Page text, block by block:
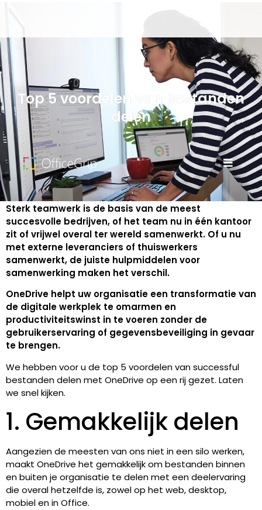
Top 5 voordelen van bestanden
delen
Sterk teamwerk is de basis van de meest
succesvolle bedrijven, of het team nu in één kantoor
zit of vrijwel overal ter wereld samenwerkt. Of u nu
met externe leveranciers of thuiswerkers
samenwerkt, de juiste hulpmiddelen voor
samenwerking maken het verschil.
OneDrive helpt uw organisatie een transformatie van
de digitale werkplek te omarmen en
productiviteitswinst in te voeren zonder de
gebruikerservaring of gegevensbeveiliging in gevaar
te brengen.
We hebben voor u de top 5 voordelen van successful
bestanden delen met OneDrive op een rij gezet. Laten
we snel kijken.
1. Gemakkelijk delen
Aangezien de meesten van ons niet in een silo werken,
maakt OneDrive het gemakkelijk om bestanden binnen
en buiten je organisatie te delen met een deelervaring
die overal hetzelfde is, zowel op het web, desktop,
mobiel en in Office.